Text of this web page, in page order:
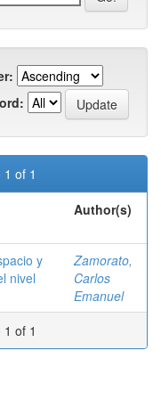
of 1
Author(s)
y
nivel
Zamorato,
Carlos
Emanuel
of 1